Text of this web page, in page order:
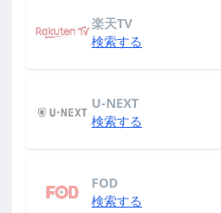
楽天TV
検索する
U-NEXT
検索する
FOD
検索する